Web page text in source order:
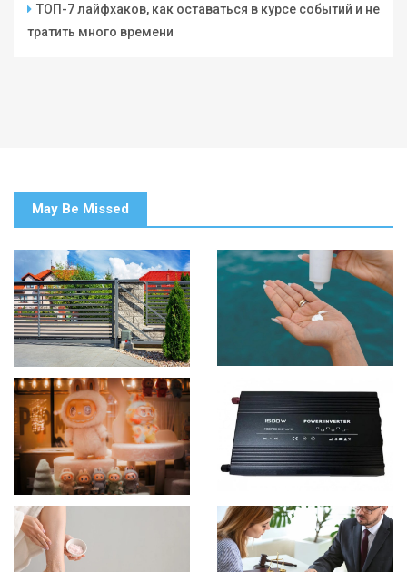
ТОП-7 лайфхаков, как оставаться в курсе событий и не
тратить много времени
May Be Missed